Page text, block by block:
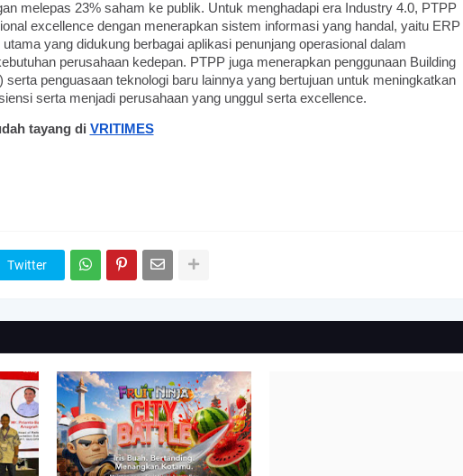
melepas 23% saham ke publik. Untuk menghadapi era Industry 4.0, PTPP
excellence dengan menerapkan sistem informasi yang handal, yaitu ERP
yang didukung berbagai aplikasi penunjang operasional dalam
perusahaan kedepan. PTPP juga menerapkan penggunaan Building
serta penguasaan teknologi baru lainnya yang bertujuan untuk meningkatkan
serta menjadi perusahaan yang unggul serta excellence.
tayang di VRITIMES
Twitter